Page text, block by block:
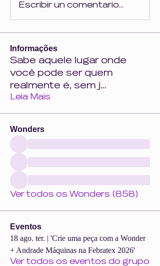
Escribir un comentario...
Informações
Sabe aquele lugar onde
você pode ser quem
realmente é, sem j...
Leia Mais
Wonders
Ver todos os Wonders (858)
Eventos
18 ago. ter. | 'Crie uma peça com a Wonder
+ Andrade Máquinas na Febratex 2026'
Ver todos os eventos do grupo